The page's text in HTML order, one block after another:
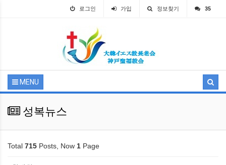
로그인 가입 정보찾기 35
MENU
성복뉴스
Total 715 Posts, Now 1 Page